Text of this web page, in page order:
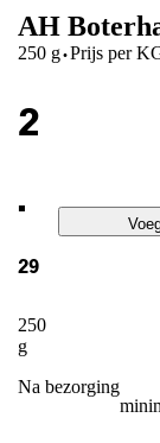
AH
250 g·Prijs per
2
.
29
250
g
Na bezorging